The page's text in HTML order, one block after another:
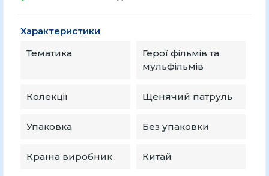
Характеристики
Тематика
Герої фільмів та
мульфільмів
Колекції Щенячий патруль
Упаковка Без упаковки
Країна виробник Китай